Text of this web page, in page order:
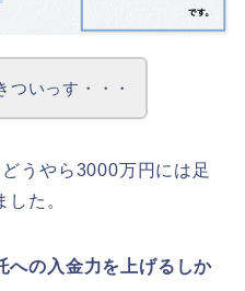
ついっす・・・
うやら3000万円には足
た。
への入金力を上げるしか